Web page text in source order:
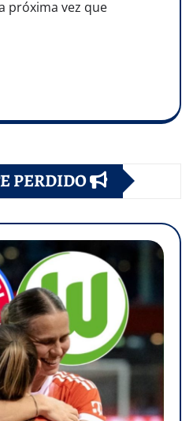
próxima vez que
PERDIDO